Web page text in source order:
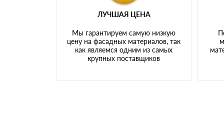
ЛУЧШАЯ ЦЕНА
Мы гарантируем самую низкую
цену на фасадных материалов, так
как являемся одним из самых
крупных поставщиков